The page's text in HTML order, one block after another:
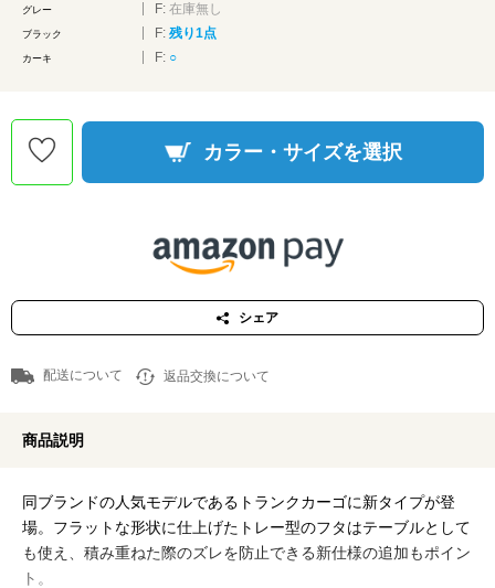
グレー F: 在庫無し
ブラック F: 残り1点
カーキ F: ○
カラー・サイズを選択
シェア
配送について 返品交換について
商品説明
同ブランドの人気モデルであるトランクカーゴに新タイプが登
場。フラットな形状に仕上げたトレー型のフタはテーブルとして
も使え、積み重ねた際のズレを防止できる新仕様の追加もポイン
ト。